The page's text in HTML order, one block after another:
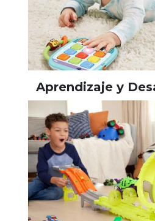
Aprendizaje y